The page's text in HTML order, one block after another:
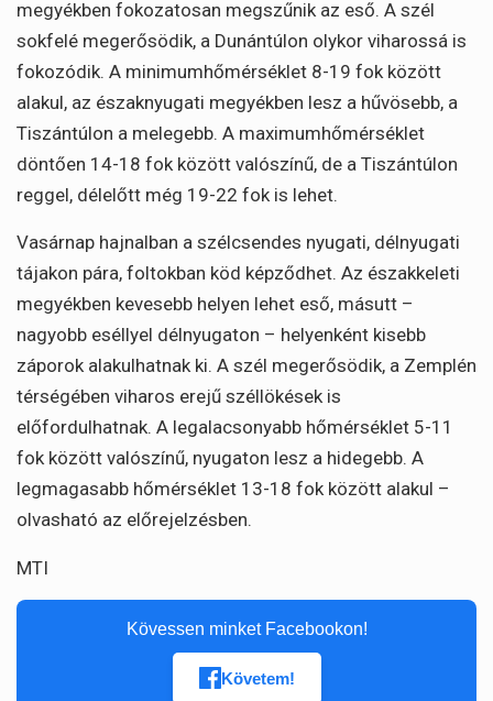
megyékben fokozatosan megszűnik az eső. A szél
sokfelé megerősödik, a Dunántúlon olykor viharossá is
fokozódik. A minimumhőmérséklet 8-19 fok között
alakul, az északnyugati megyékben lesz a hűvösebb, a
Tiszántúlon a melegebb. A maximumhőmérséklet
döntően 14-18 fok között valószínű, de a Tiszántúlon
reggel, délelőtt még 19-22 fok is lehet.
Vasárnap hajnalban a szélcsendes nyugati, délnyugati
tájakon pára, foltokban köd képződhet. Az északkeleti
megyékben kevesebb helyen lehet eső, másutt –
nagyobb eséllyel délnyugaton – helyenként kisebb
záporok alakulhatnak ki. A szél megerősödik, a Zemplén
térségében viharos erejű széllökések is
előfordulhatnak. A legalacsonyabb hőmérséklet 5-11
fok között valószínű, nyugaton lesz a hidegebb. A
legmagasabb hőmérséklet 13-18 fok között alakul –
olvasható az előrejelzésben.
MTI
Kövessen minket Facebookon!
Követem!